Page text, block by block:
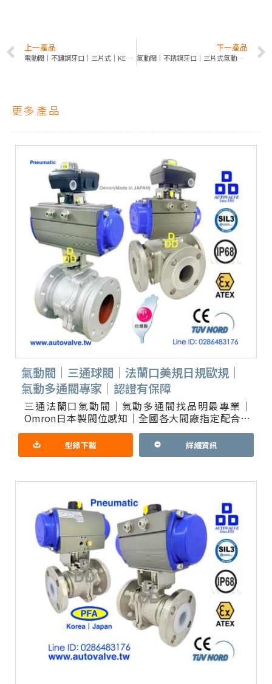
上一產品
電動閥｜不鏽鋼牙口｜三片式｜KE｜附快速手動裝置｜IP68
下一產品
氣動閥｜不銹鋼牙口｜三片式氣動球閥｜RD系列
更多產品
氣動閥｜三通球閥｜法蘭口美規日規歐規｜
氣動多通閥專家｜認證有保障
三通法蘭口氣動閥｜氣動多通閥找品明最專業｜
Omron日本製閥位感知｜全國各大閥廠指定配合一
條龍服務 氣動開關三通切換｜三通比例控制閥｜選
配4通或5通閥｜多段切換
型錄下載 詳細資訊